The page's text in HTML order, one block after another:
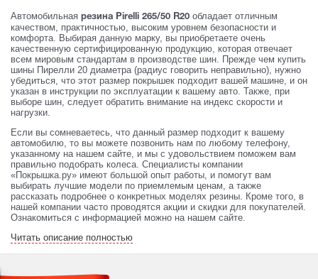
Автомобильная резина Pirelli 265/50 R20 обладает отличным
качеством, практичностью, высоким уровнем безопасности и
комфорта. Выбирая данную марку, вы приобретаете очень
качественную сертифицированную продукцию, которая отвечает
всем мировым стандартам в производстве шин. Прежде чем купить
шины Пирелли 20 диаметра (радиус говорить неправильно), нужно
убедиться, что этот размер покрышек подходит вашей машине, и он
указан в инструкции по эксплуатации к вашему авто. Также, при
выборе шин, следует обратить внимание на индекс скорости и
нагрузки.
Если вы сомневаетесь, что данный размер подходит к вашему
автомобилю, то вы можете позвонить нам по любому телефону,
указанному на нашем сайте, и мы с удовольствием поможем вам
правильно подобрать колеса. Специалисты компании
«Покрышка.ру» имеют большой опыт работы, и помогут вам
выбирать лучшие модели по приемлемым ценам, а также
рассказать подробнее о конкретных моделях резины. Кроме того, в
нашей компании часто проводятся акции и скидки для покупателей.
Ознакомиться с информацией можно на нашем сайте.
Читать описание полностью